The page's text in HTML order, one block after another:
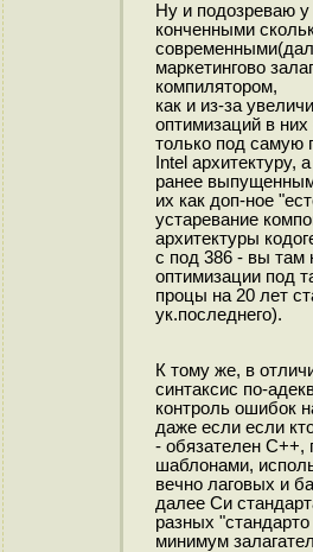
Ну и подозреваю у
конченными
маркетингово
компилятором,
как и из-за
оптимизаций в
только под самую
Intel архитектуру,
ранее
их как доп-ное
устаревание
архитектуры
с под 386 - вы там
оптимизации под
процы на 20 лет
ук.последнего).
К тому же, в
синтаксис по-
контроль ошибок
даже если если
- обязателен С++,
шаблонами,
вечно лаговых и
далее Си
разных
минимум